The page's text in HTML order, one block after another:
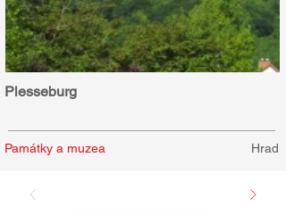
Plesseburg
Památky a muzea Hrad